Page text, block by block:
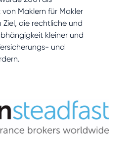
Maklern für Makler
die rechtliche und
kleiner und
und